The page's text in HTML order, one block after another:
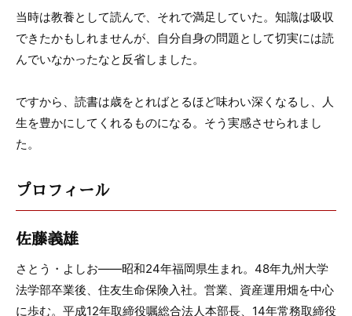
当時は教養として読んで、それで満足していた。知識は吸収
できたかもしれませんが、自分自身の問題として切実には読
んでいなかったなと反省しました。
ですから、読書は歳をとればとるほど味わい深くなるし、人
生を豊かにしてくれるものになる。そう実感させられまし
た。
プロフィール
佐藤義雄
さとう・よしお――昭和24年福岡県生まれ。48年九州大学
法学部卒業後、住友生命保険入社。営業、資産運用畑を中心
に歩む。平成12年取締役嘱総合法人本部長、14年常務取締役